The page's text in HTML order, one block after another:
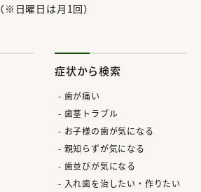
（※日曜日は月1回）
症状から検索
歯が痛い
歯茎トラブル
お子様の歯が気になる
親知らずが気になる
歯並びが気になる
入れ歯を治したい・作りたい